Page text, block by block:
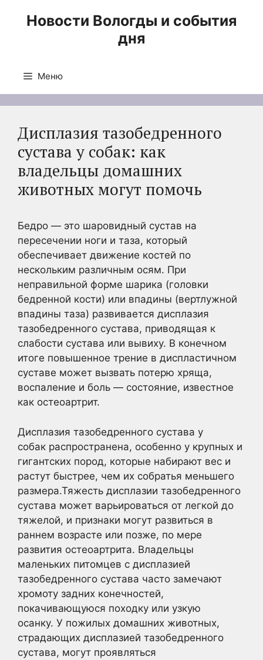
Новости Вологды и события
дня
Меню
Дисплазия тазобедренного
сустава у собак: как
владельцы домашних
животных могут помочь
Бедро — это шаровидный сустав на
пересечении ноги и таза, который
обеспечивает движение костей по
нескольким различным осям. При
неправильной форме шарика (головки
бедренной кости) или впадины (вертлужной
впадины таза) развивается дисплазия
тазобедренного сустава, приводящая к
слабости сустава или вывиху. В конечном
итоге повышенное трение в диспластичном
суставе может вызвать потерю хряща,
воспаление и боль — состояние, известное
как остеоартрит.
Дисплазия тазобедренного сустава у
собак распространена, особенно у крупных и
гигантских пород, которые набирают вес и
растут быстрее, чем их собратья меньшего
размера.Тяжесть дисплазии тазобедренного
сустава может варьироваться от легкой до
тяжелой, и признаки могут развиться в
раннем возрасте или позже, по мере
развития остеоартрита. Владельцы
маленьких питомцев с дисплазией
тазобедренного сустава часто замечают
хромоту задних конечностей,
покачивающуюся походку или узкую
осанку. У пожилых домашних животных,
страдающих дисплазией тазобедренного
сустава, могут проявляться